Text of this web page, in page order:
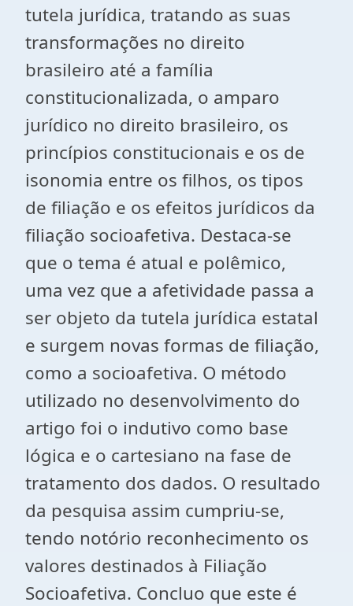
tutela jurídica, tratando as suas
transformações no direito
brasileiro até a família
constitucionalizada, o amparo
jurídico no direito brasileiro, os
princípios constitucionais e os de
isonomia entre os filhos, os tipos
de filiação e os efeitos jurídicos da
filiação socioafetiva. Destaca-se
que o tema é atual e polêmico,
uma vez que a afetividade passa a
ser objeto da tutela jurídica estatal
e surgem novas formas de filiação,
como a socioafetiva. O método
utilizado no desenvolvimento do
artigo foi o indutivo como base
lógica e o cartesiano na fase de
tratamento dos dados. O resultado
da pesquisa assim cumpriu-se,
tendo notório reconhecimento os
valores destinados à Filiação
Socioafetiva. Concluo que este é